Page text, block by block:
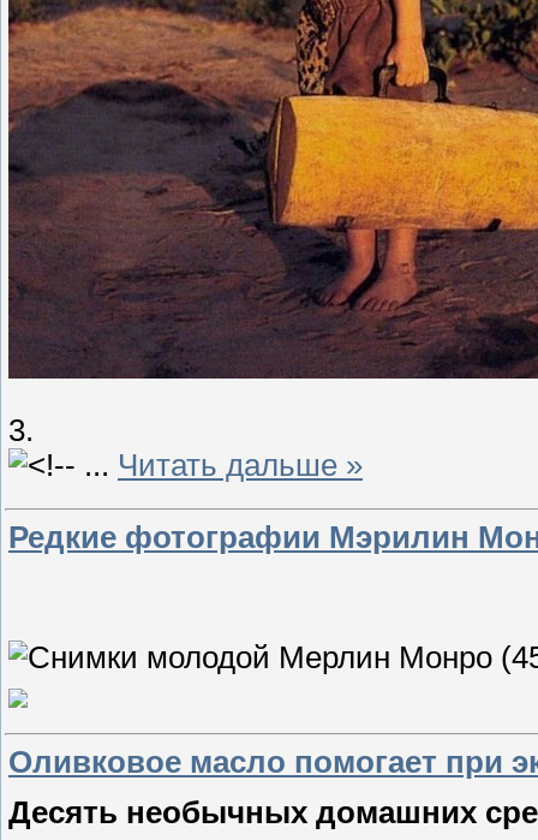
3.
... Читать дальше »
Редкие фотографии Мэрилин
Оливковое масло помогает при
Десять необычных домашних